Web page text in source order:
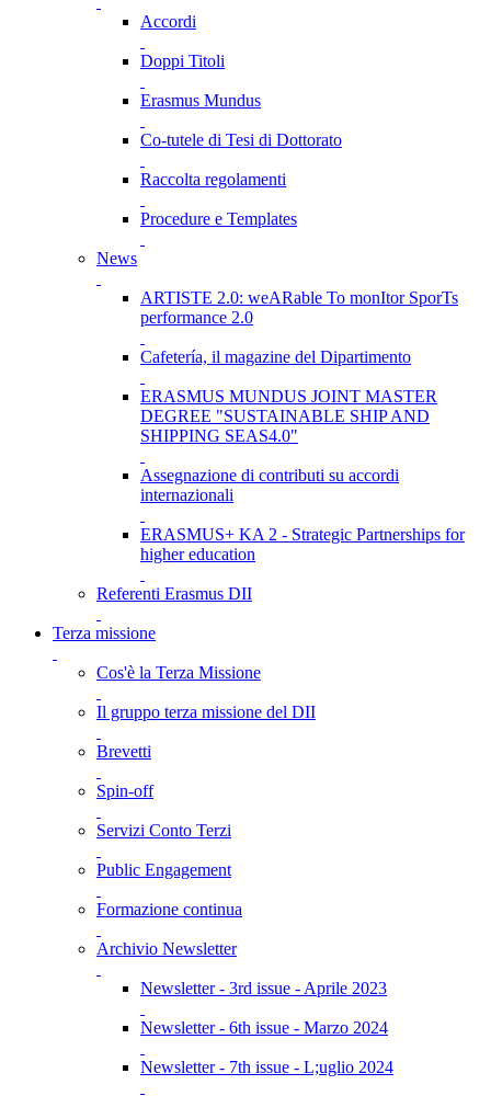
Accordi
Doppi Titoli
Erasmus Mundus
Co-tutele di Tesi di Dottorato
Raccolta regolamenti
Procedure e Templates
News
ARTISTE 2.0: weARable To monItor SporTs
performance 2.0
Cafetería, il magazine del Dipartimento
ERASMUS MUNDUS JOINT MASTER
DEGREE "SUSTAINABLE SHIP AND
SHIPPING SEAS4.0"
Assegnazione di contributi su accordi
internazionali
ERASMUS+ KA 2 - Strategic Partnerships for
higher education
Referenti Erasmus DII
Terza missione
Cos'è la Terza Missione
Il gruppo terza missione del DII
Brevetti
Spin-off
Servizi Conto Terzi
Public Engagement
Formazione continua
Archivio Newsletter
Newsletter - 3rd issue - Aprile 2023
Newsletter - 6th issue - Marzo 2024
Newsletter - 7th issue - L;uglio 2024